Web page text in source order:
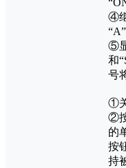
④
“A”
⑤
和
号
①
②
的
按
持